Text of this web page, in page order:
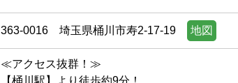
363-0016 埼玉県桶川市寿2-17-19 地図
≪アクセス抜群！≫
【桶川駅】より徒歩約9分！